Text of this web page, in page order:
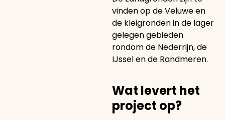
vinden op de Veluwe en
de kleigronden in de lager
gelegen gebieden
rondom de Nederrijn, de
IJssel en de Randmeren.
Wat levert het
project op?